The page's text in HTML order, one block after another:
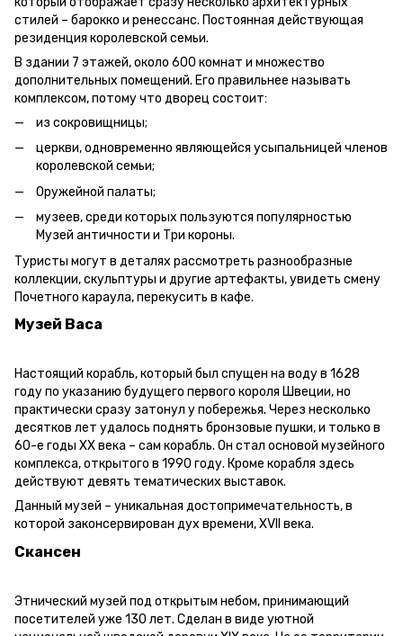
стилей – барокко и ренессанс. Постоянная действующая
резиденция королевской семьи.
В здании 7 этажей, около 600 комнат и множество
дополнительных помещений. Его правильнее называть
комплексом, потому что дворец состоит:
из сокровищницы;
церкви, одновременно являющейся усыпальницей членов
королевской семьи;
Оружейной палаты;
музеев, среди которых пользуются популярностью
Музей античности и Три короны.
Туристы могут в деталях рассмотреть разнообразные
коллекции, скульптуры и другие артефакты, увидеть смену
Почетного караула, перекусить в кафе.
Музей Васа
Настоящий корабль, который был спущен на воду в 1628
году по указанию будущего первого короля Швеции, но
практически сразу затонул у побережья. Через несколько
десятков лет удалось поднять бронзовые пушки, и только в
60-е годы ХХ века – сам корабль. Он стал основой музейного
комплекса, открытого в 1990 году. Кроме корабля здесь
действуют девять тематических выставок.
Данный музей – уникальная достопримечательность, в
которой законсервирован дух времени, XVII века.
Скансен
Этнический музей под открытым небом, принимающий
посетителей уже 130 лет. Сделан в виде уютной